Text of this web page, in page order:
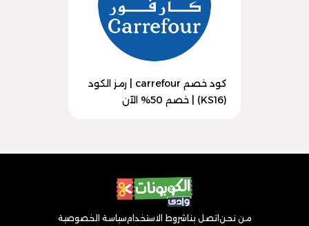
كود خصم carrefour | رمز الكود
(KS16) | خصم 50% الآن
من نحن اتصل بنا شروط الاستخدامسياسة الخصوصية